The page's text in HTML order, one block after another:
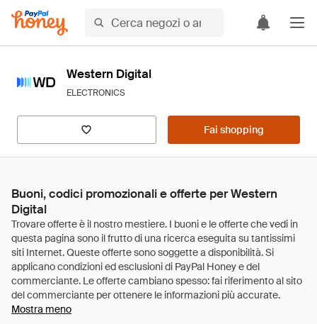
Western Digital
ELECTRONICS
Fai shopping
Buoni, codici promozionali e offerte per Western
Digital
Mostra meno